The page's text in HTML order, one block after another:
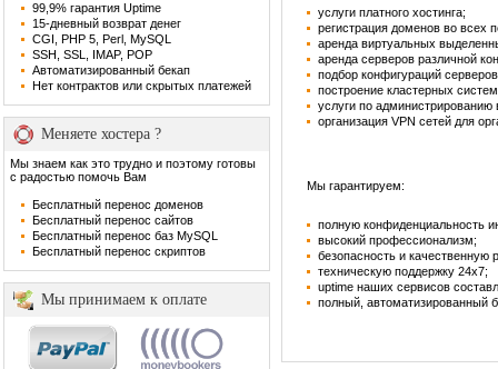
99,9% гарантия Uptime
15-дневный возврат денег
CGI, PHP 5, Perl, MySQL
SSH, SSL, IMAP, POP
Автоматизированный бекап
Нет контрактов или скрытых платежей
Меняете хостера ?
Мы знаем как это трудно и поэтому готовы
с радостью помочь Вам
Бесплатный перенос доменов
Бесплатный перенос сайтов
Бесплатный перенос баз MySQL
Бесплатный перенос скриптов
Мы принимаем к оплате
услуги платного хостинга;
регистрация доменов во всех
аренда виртуальных
аренда серверов различной
подбор конфигураций
построение кластерных
услуги по
организация VPN сетей для
Мы гарантируем:
полную конфиденциальность
высокий профессионализм;
безопасность и качественную
техническую поддержку 24х7;
uptime наших сервисов
полный, автоматизированный